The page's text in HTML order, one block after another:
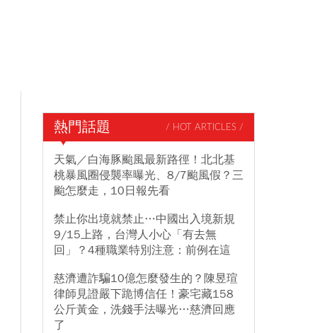
熱門話題 / HOT ARTICLES /
天氣／白海豚颱風最新路徑！北北基
桃暴風圈侵襲率曝光、8/7颱風假？三
颱怎麼走，10日報先看
禁止你出境就禁止…中國出入境新規
9/15上路，台灣人小心「有去無
回」？4種職業特別注意：前例在這
慈濟遭詐騙10億怎麼發生的？陳昱瑄
律師見證嚴下跪博信任！豪宅藏158
公斤黃金，洗錢手法曝光…慈濟回應
了